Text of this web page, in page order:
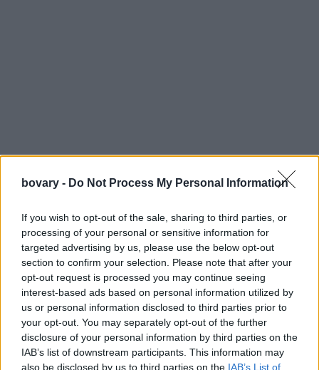
bovary - Do Not Process My Personal Information
If you wish to opt-out of the sale, sharing to third parties, or
processing of your personal or sensitive information for
targeted advertising by us, please use the below opt-out
section to confirm your selection. Please note that after your
opt-out request is processed you may continue seeing
interest-based ads based on personal information utilized by
us or personal information disclosed to third parties prior to
your opt-out. You may separately opt-out of the further
disclosure of your personal information by third parties on the
IAB’s list of downstream participants. This information may
also be disclosed by us to third parties on the IAB’s List of
Κρεβατοκάμαρα
Τοποθετημένο στους πρόποδες του κρεβατιού, μπορεί να
χρησιμεύσει ως κάθισμα ή χώρος αποθήκευσης για ρούχα, ενώ
ταυτόχρονα προσθέτει τάξη και διακόσμηση στο δωμάτιο.